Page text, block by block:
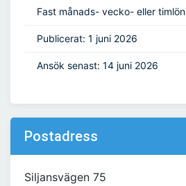
Fast månads- vecko- eller timlön
Publicerat: 1 juni 2026
Ansök senast: 14 juni 2026
Postadress
Siljansvägen 75